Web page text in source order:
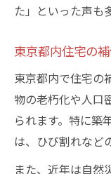
た」といった声も
東京都内住宅の
東京都内で住宅の
物の老朽化や人口
られます。特に築
は、ひび割れなど
また、近年は自然